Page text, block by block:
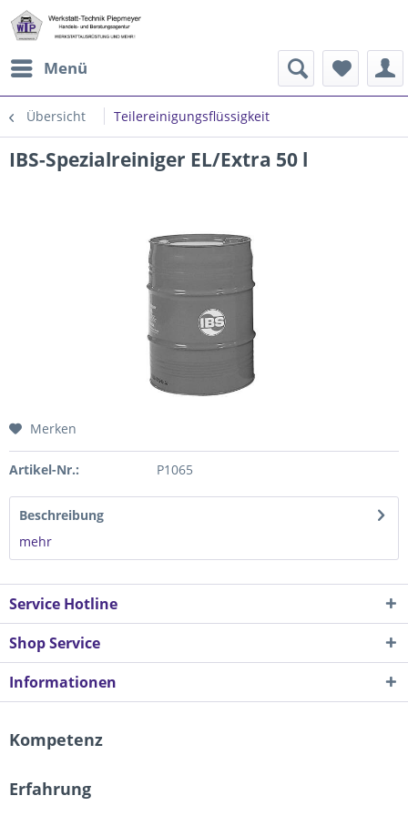
Menü
Übersicht Teilereinigungsflüssigkeit
IBS-Spezialreiniger EL/Extra 50 l
Merken
Artikel-Nr.: P1065
Beschreibung
mehr
Service Hotline
Shop Service
Informationen
Kompetenz
Erfahrung